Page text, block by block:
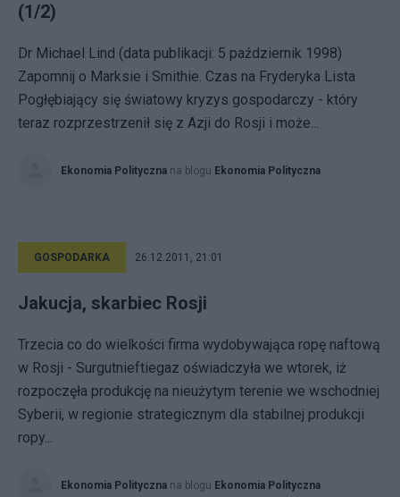
(1/2)
Dr Michael Lind (data publikacji: 5 październik 1998)
Zapomnij o Marksie i Smithie. Czas na Fryderyka Lista
Pogłębiający się światowy kryzys gospodarczy - który
teraz rozprzestrzenił się z Azji do Rosji i może...
Ekonomia Polityczna na blogu Ekonomia Polityczna
GOSPODARKA 26.12.2011, 21:01
Jakucja, skarbiec Rosji
Trzecia co do wielkości firma wydobywająca ropę naftową
w Rosji - Surgutnieftiegaz oświadczyła we wtorek, iż
rozpoczęła produkcję na nieużytym terenie we wschodniej
Syberii, w regionie strategicznym dla stabilnej produkcji
ropy...
Ekonomia Polityczna na blogu Ekonomia Polityczna